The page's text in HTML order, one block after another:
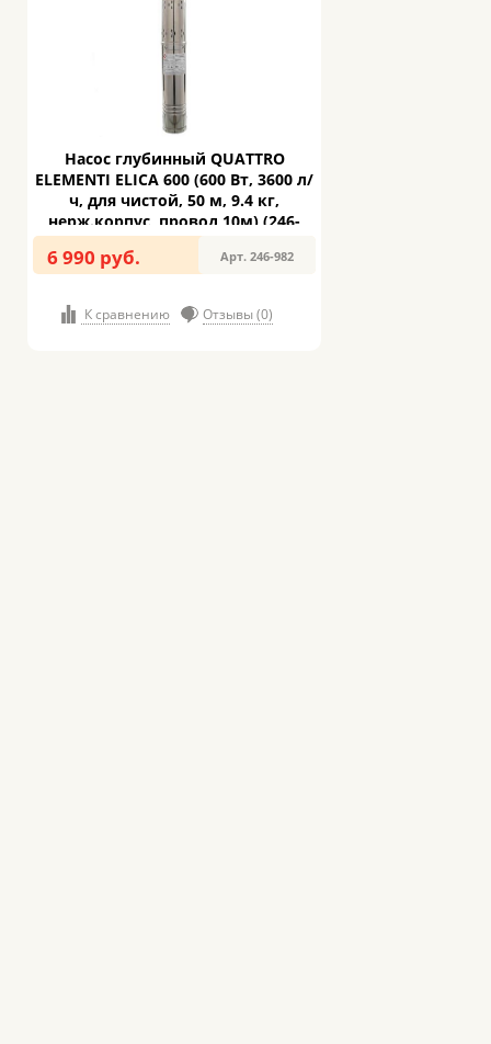
Насос глубинный QUATTRO
ELEMENTI ELICA 600 (600 Вт, 3600 л/
ч, для чистой, 50 м, 9.4 кг,
нерж.корпус, провод 10м) (246-
982)
6 990 руб. Арт. 246-982
К сравнению Отзывы (0)